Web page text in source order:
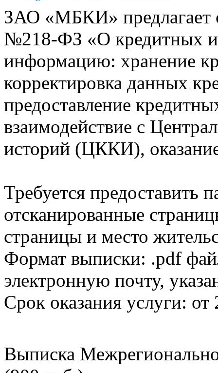
ЗАО «МБКИ» предлагает
№218-ФЗ «О кредитных
информацию: хранение
корректировка данных
предоставление
взаимодействие с
историй (ЦККИ),
Требуется предоставить
отсканированные
страницы и место
Формат выписки: .pdf
электронную почту,
Срок оказания услуги: от
Выписка